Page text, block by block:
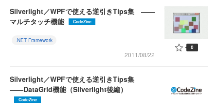
Silverlight／WPFで使える逆引きTips集 ――
マルチタッチ機能
CodeZine
.NET Framework
2011/08/22
0
Silverlight／WPFで使える逆引きTips集
――DataGrid機能（Silverlight後編）
CodeZine